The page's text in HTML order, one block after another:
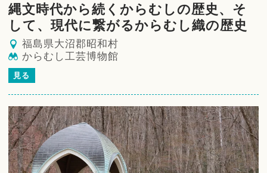
縄文時代から続くからむしの歴史、そ
して、現代に繋がるからむし織の歴史
福島県大沼郡昭和村
からむし工芸博物館
見る